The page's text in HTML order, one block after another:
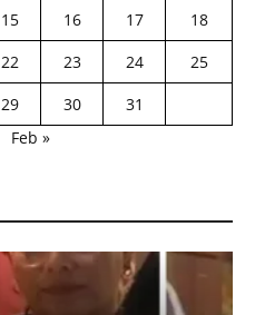
15 16 17
18
22 23 24
25
29 30
31
Feb »